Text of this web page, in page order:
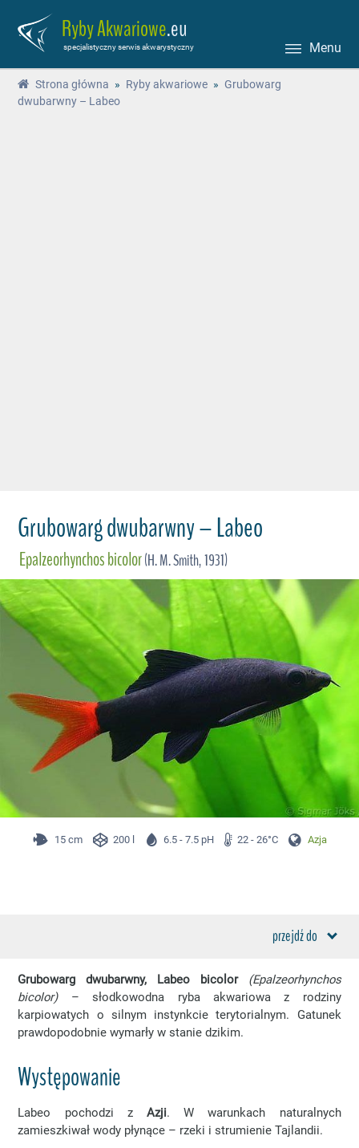
Ryby Akwariowe.eu
specjalistyczny serwis akwarystyczny Menu
Strona główna » Ryby akwariowe » Grubowarg
dwubarwny – Labeo
Grubowarg dwubarwny – Labeo
Epalzeorhynchos bicolor(H. M. Smith, 1931)
15 cm 200 l 6.5 - 7.5 pH 22 - 26°C Azja
przejdź do
Grubowarg dwubarwny, Labeo bicolor
(Epalzeorhynchos
bicolor)– słodkowodna ryba akwariowa z rodziny
karpiowatych o silnym instynkcie terytorialnym. Gatunek
prawdopodobnie wymarły w stanie dzikim.
Występowanie
Labeo pochodzi z Azji. W warunkach naturalnych
zamieszkiwał wody płynące – rzeki i strumienie Tajlandii.